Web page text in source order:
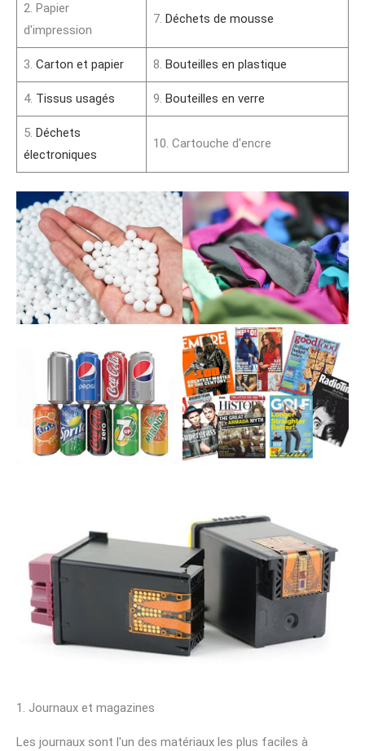
2. Papier
d'impression
7. Déchets de mousse
3. Carton et papier 8. Bouteilles en plastique
4. Tissus usagés 9. Bouteilles en verre
5. Déchets
électroniques
10. Cartouche d'encre
1. Journaux et magazines
Les journaux sont l'un des matériaux les plus faciles à